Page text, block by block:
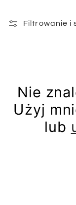
Filtrowanie i
Nie
Użyj
lub